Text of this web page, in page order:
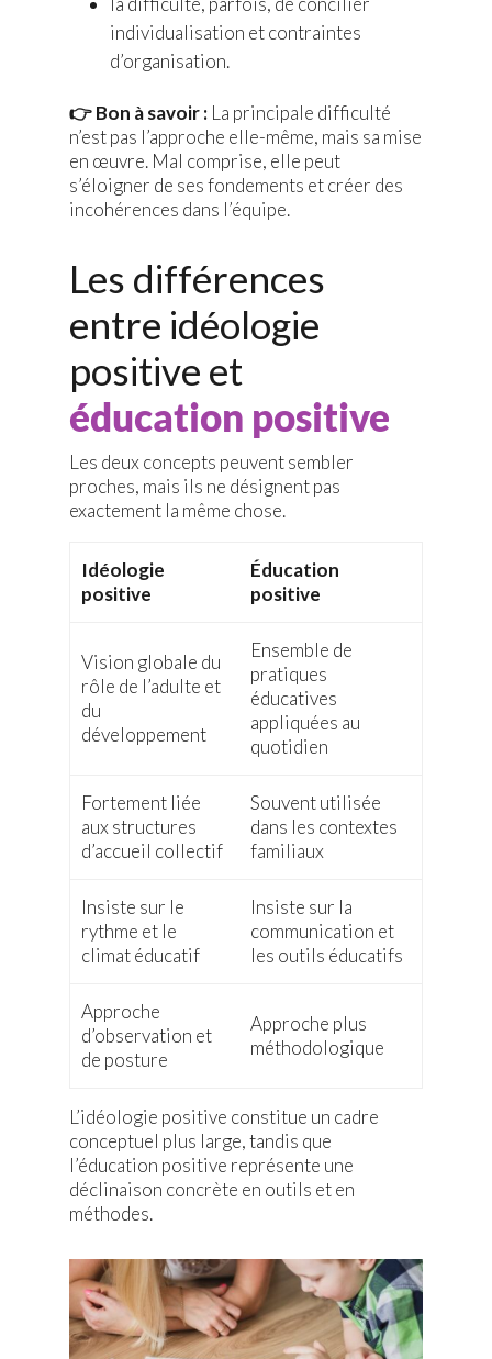
individualisation et contraintes
d’organisation.
👉 Bon à savoir : La principale difficulté
n’est pas l’approche elle-même, mais sa mise
en œuvre. Mal comprise, elle peut
s’éloigner de ses fondements et créer des
incohérences dans l’équipe.
Les différences
entre idéologie
positive et
éducation positive
Les deux concepts peuvent sembler
proches, mais ils ne désignent pas
exactement la même chose.
Idéologie
positive
Éducation
positive
Vision globale du
rôle de l’adulte et
du
développement
Ensemble de
pratiques
éducatives
appliquées au
quotidien
Fortement liée
aux structures
d’accueil collectif
Souvent utilisée
dans les contextes
familiaux
Insiste sur le
rythme et le
climat éducatif
Insiste sur la
communication et
les outils éducatifs
Approche
d’observation et
de posture
Approche plus
méthodologique
L’idéologie positive constitue un cadre
conceptuel plus large, tandis que
l’éducation positive représente une
déclinaison concrète en outils et en
méthodes.